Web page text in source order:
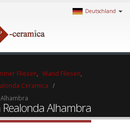
Deutschland
Fliesen Wand Fliesen
Ceramica
Alhambra